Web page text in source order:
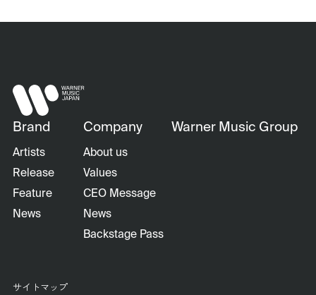
Brand
Artists
Release
Feature
News
Company
About us
Values
CEO Message
News
Backstage Pass
Warner Music Group
サイトマップ